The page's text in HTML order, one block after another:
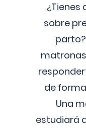
¿Tienes
sobre
de
Una
estudiará